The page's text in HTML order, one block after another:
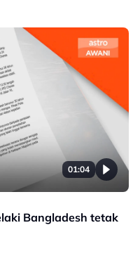
01:04
Bangladesh tetak